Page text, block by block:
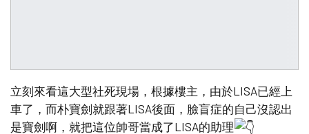
立刻來看這大型社死現場，根據樓主，由於LISA已經上
車了，而朴寶劍就跟著LISA後面，臉盲症的自己沒認出
是寶劍啊，就把這位帥哥當成了LISA的助理